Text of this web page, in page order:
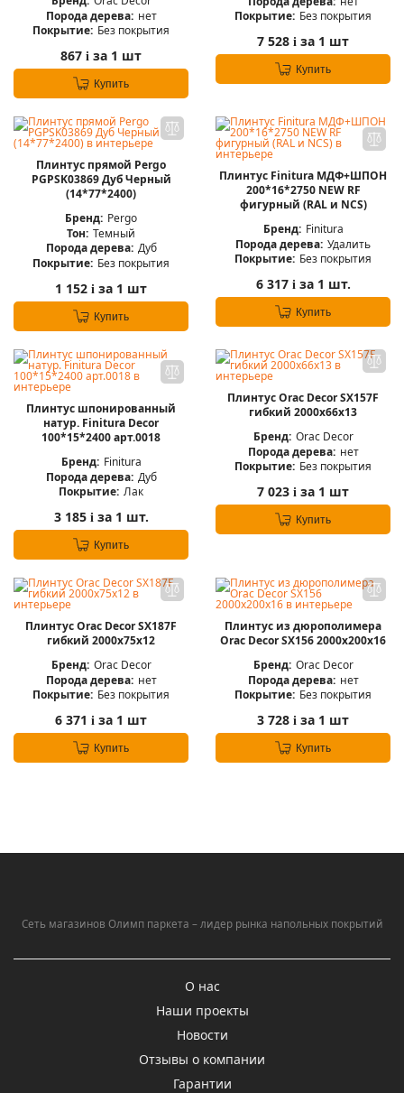
Порода дерева: нет
Покрытие: Без покрытия
867 i за 1 шт
Купить
Покрытие: Без покрытия
7 528 i за 1 шт
Купить
Плинтус прямой Pergo
PGPSK03869 Дуб Черный
(14*77*2400)
Бренд: Pergo
Тон: Темный
Порода дерева: Дуб
Покрытие: Без покрытия
1 152 i за 1 шт
Купить
Плинтус Finitura МДФ+ШПОН
200*16*2750 NEW RF
фигурный (RAL и NCS)
Бренд: Finitura
Порода дерева: Удалить
Покрытие: Без покрытия
6 317 iза 1 шт.
Купить
Плинтус шпонированный
натур. Finitura Decor
100*15*2400 арт.0018
Бренд: Finitura
Порода дерева: Дуб
Покрытие: Лак
3 185 iза 1 шт.
Купить
Плинтус Orac Decor SX157F
гибкий 2000x66x13
Бренд: Orac Decor
Порода дерева: нет
Покрытие: Без покрытия
7 023 i за 1 шт
Купить
Плинтус Orac Decor SX187F
гибкий 2000x75x12
Бренд: Orac Decor
Порода дерева: нет
Покрытие: Без покрытия
6 371 i за 1 шт
Купить
Плинтус из дюрополимера
Orac Decor SX156 2000х200х16
Бренд: Orac Decor
Порода дерева: нет
Покрытие: Без покрытия
3 728 i за 1 шт
Купить
Сеть магазинов Олимп паркета – лидер рынка напольных покрытий
О нас
Наши проекты
Новости
Отзывы о компании
Гарантии